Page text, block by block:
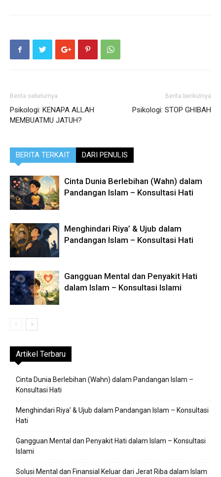
Berita sebelumya
Psikologi: KENAPA ALLAH
MEMBUATMU JATUH?
Berita berikutnya
Psikologi: STOP GHIBAH
BERITA TERKAIT DARI PENULIS
Cinta Dunia Berlebihan (Wahn) dalam
Pandangan Islam – Konsultasi Hati
Menghindari Riya’ & Ujub dalam
Pandangan Islam – Konsultasi Hati
Gangguan Mental dan Penyakit Hati
dalam Islam – Konsultasi Islami
Artikel Terbaru
Cinta Dunia Berlebihan (Wahn) dalam Pandangan Islam –
Konsultasi Hati
Menghindari Riya’ & Ujub dalam Pandangan Islam – Konsultasi
Hati
Gangguan Mental dan Penyakit Hati dalam Islam – Konsultasi
Islami
Solusi Mental dan Finansial Keluar dari Jerat Riba dalam Islam